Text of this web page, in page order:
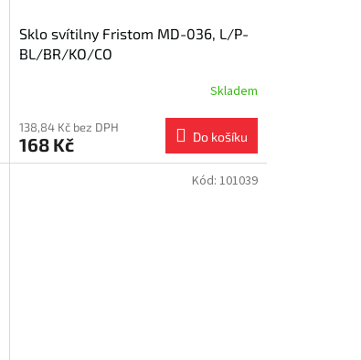
Sklo svítilny Fristom MD-036, L/P-
BL/BR/KO/CO
Skladem
138,84 Kč bez DPH
168 Kč Do košíku
Kód: 101039